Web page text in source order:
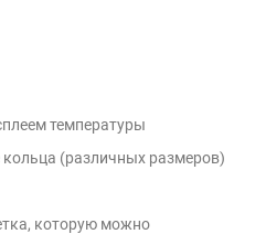
температуры
кольца (различных размеров)
которую можно